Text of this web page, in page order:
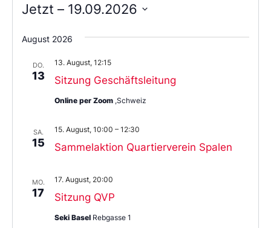
Jetzt – 19.09.2026
Sie
das
aus.
August 2026
DO.
13 Sitzung Geschäftsleitung
13. August, 12:15
Online per Zoom ,Schweiz
SA.
15 Sammelaktion Quartierverein Spalen
15. August, 10:00 – 12:30
MO.
17 Sitzung QVP
17. August, 20:00
Seki Basel Rebgasse 1